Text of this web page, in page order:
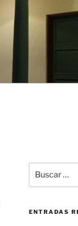
por:
ENTRADAS